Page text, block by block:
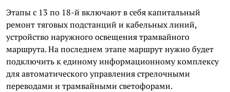
Этапы с 13 по 18-й включают в себя капитальный
ремонт тяговых подстанций и кабельных линий,
устройство наружного освещения трамвайного
маршрута. На последнем этапе маршрут нужно будет
подключить к единому информационному комплексу
для автоматического управления стрелочными
переводами и трамвайными светофорами.